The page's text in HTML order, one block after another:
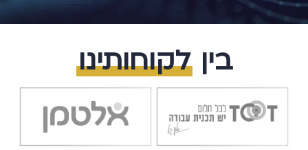
ביןלקוחותינו